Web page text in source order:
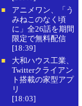
■
アニメワン、「う
みねこのなく頃
に」全26話を期間
限定で無料配信
[18:39]
■
大和ハウス工業、
Twitterクライアン
ト搭載の家型アプ
リ
[18:03]